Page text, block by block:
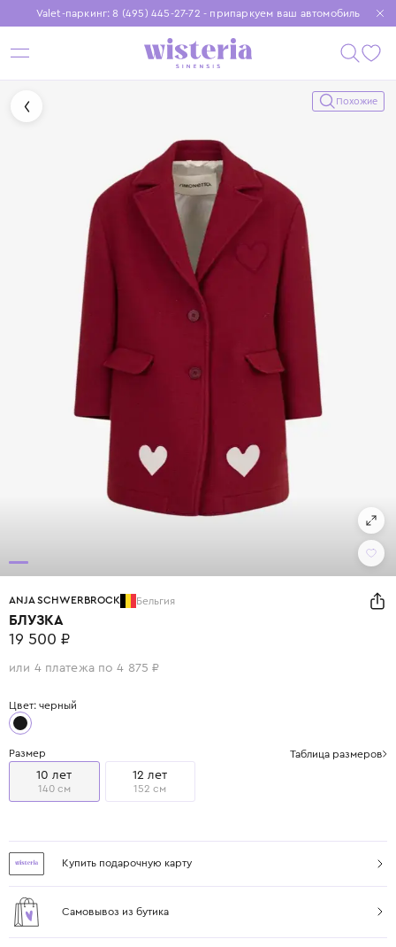
Valet-паркинг: 8 (495) 445-27-72 - припаркуем ваш автомобиль
Бесплатная доставка при заказе от 15 000 ₽
Установите приложение, чтобы покупки были еще удобнее
Похожие
ANJA SCHWERBROCK Бельгия
БЛУЗКА
19 500 ₽
или 4 платежа по 4 875 ₽
Цвет: черный
Размер Таблица размеров
10 лет
140 см
12 лет
152 см
Купить подарочную карту
Самовывоз из бутика